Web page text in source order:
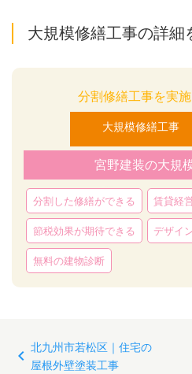
大規模修繕工事の詳細
分割修繕工事を実施
大規模修繕工事
宮野建装の大規
分割した修繕ができる 賃貸経
節税効果が期待できる デザイ
無料の建物診断
北九州市若松区｜住宅の
屋根外壁塗装工事